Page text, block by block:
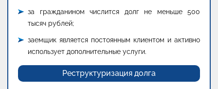
за гражданином числится долг не меньше 500
тысяч рублей;
заемщик является постоянным клиентом и активно
использует дополнительные услуги.
Реструктуризация долга